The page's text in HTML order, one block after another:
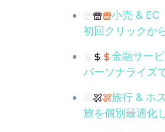
小売 & EC
初回クリックか
金融サー
パーソナライズ
旅行 & ホ
旅を個別最適化